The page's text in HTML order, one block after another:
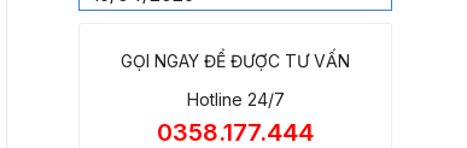
GỌI NGAY ĐỂ ĐƯỢC TƯ VẤN
Hotline 24/7
0358.177.444